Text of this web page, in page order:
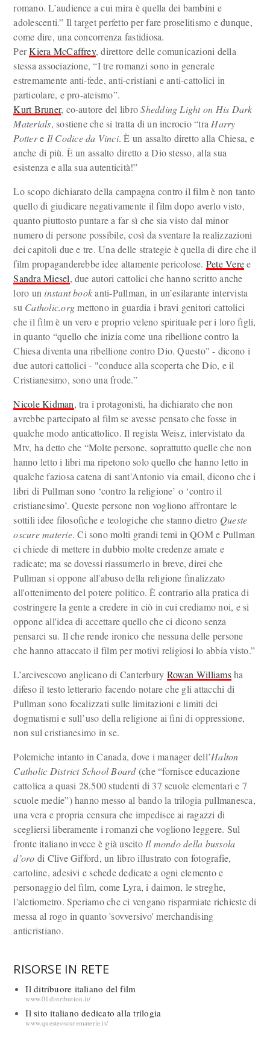
romano. L’audience a cui mira è quella dei bambini e
adolescenti.” Il target perfetto per fare proselitismo e dunque,
come dire, una concorrenza fastidiosa.
PerKiera McCaffrey, direttore delle comunicazioni della
stessa associazione, “I tre romanzi sono in generale
estremamente anti-fede, anti-cristiani e anti-cattolici in
particolare, e pro-ateismo”.
Kurt Bruner, co-autore del libroShedding Light on His Dark
Materials, sostiene che si tratta di un incrocio “tra Harry
Pottere Il Codice da Vinci. È un assalto diretto alla Chiesa, e
anche di più. È un assalto diretto a Dio stesso, alla sua
esistenza e alla sua autenticità!”
Lo scopo dichiarato della campagna contro il film è non tanto
quello di giudicare negativamente il film dopo averlo visto,
quanto piuttosto puntare a far sì che sia visto dal minor
numero di persone possibile, così da sventare la realizzazioni
dei capitoli due e tre. Una delle strategie è quella di dire che il
film propaganderebbe idee altamente pericolose. Pete Veree
Sandra Miesel, due autori cattolici che hanno scritto anche
loro un instant bookanti-Pullman, in un’esilarante intervista
su Catholic.orgmettono in guardia i bravi genitori cattolici
che il film è un vero e proprio veleno spirituale per i loro figli,
in quanto “quello che inizia come una ribellione contro la
Chiesa diventa una ribellione contro Dio. Questo" - dicono i
due autori cattolici - "conduce alla scoperta che Dio, e il
Cristianesimo, sono una frode.”
Nicole Kidman, tra i protagonisti, ha dichiarato che non
avrebbe partecipato al film se avesse pensato che fosse in
qualche modo anticattolico. Il regista Weisz, intervistato da
Mtv, ha detto che “Molte persone, soprattutto quelle che non
hanno letto i libri ma ripetono solo quello che hanno letto in
qualche faziosa catena di sant'Antonio via email, dicono che i
libri di Pullman sono ‘contro la religione’ o ‘contro il
cristianesimo’. Queste persone non vogliono affrontare le
sottili idee filosofiche e teologiche che stanno dietro Queste
oscure materie. Ci sono molti grandi temi in QOM e Pullman
ci chiede di mettere in dubbio molte credenze amate e
radicate; ma se dovessi riassumerlo in breve, direi che
Pullman si oppone all'abuso della religione finalizzato
all'ottenimento del potere politico. È contrario alla pratica di
costringere la gente a credere in ciò in cui crediamo noi, e si
oppone all'idea di accettare quello che ci dicono senza
pensarci su. Il che rende ironico che nessuna delle persone
che hanno attaccato il film per motivi religiosi lo abbia visto.”
L’arcivescovo anglicano di Canterbury Rowan Williamsha
difeso il testo letterario facendo notare che gli attacchi di
Pullman sono focalizzati sulle limitazioni e limiti dei
dogmatismi e sull’uso della religione ai fini di oppressione,
non sul cristianesimo in se.
Polemiche intanto in Canada, dove i manager dell’Halton
Catholic District School Board(che “fornisce educazione
cattolica a quasi 28.500 studenti di 37 scuole elementari e 7
scuole medie”) hanno messo al bando la trilogia pullmanesca,
una vera e propria censura che impedisce ai ragazzi di
scegliersi liberamente i romanzi che vogliono leggere. Sul
fronte italiano invece è già uscito Il mondo della bussola
d’oro di Clive Gifford, un libro illustrato con fotografie,
cartoline, adesivi e schede dedicate a ogni elemento e
personaggio del film, come Lyra, i daimon, le streghe,
l'aletiometro. Speriamo che ci vengano risparmiate richieste di
messa al rogo in quanto 'sovversivo' merchandising
anticristiano.
RISORSE IN RETE
Il ditribuore italiano del film
www.01distribution.it/
Il sito italiano dedicato alla trilogia
www.questeoscurematerie.it/